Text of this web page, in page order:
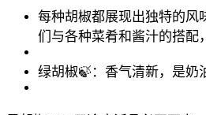
每种胡椒都展现出独特的风
们与各种菜肴和酱汁的搭配
绿胡椒🍃：香气清新，是奶